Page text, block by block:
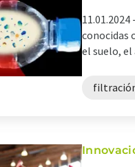
11.01.2024 -
conocidas
el suelo,